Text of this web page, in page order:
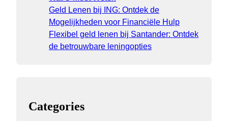
Geld Lenen bij ING: Ontdek de
Mogelijkheden voor Financiële Hulp
Flexibel geld lenen bij Santander: Ontdek
de betrouwbare leningopties
Categories